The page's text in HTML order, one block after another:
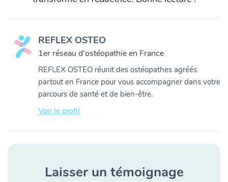
REFLEX OSTEO
1er réseau d'ostéopathie en France
REFLEX OSTEO réunit des ostéopathes agréés
partout en France pour vous accompagner dans votre
parcours de santé et de bien-être.
Voir le profil
Laisser un témoignage